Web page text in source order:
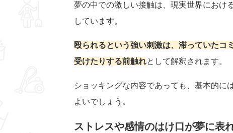
夢の中での激しい接触は、現実世界におけ
しています。
殴られるという強い刺激は、滞っていたコ
受けたりする前触れとして解釈されます。
ショッキングな内容であっても、基本的に
よいでしょう。
ストレスや感情のはけ口が夢に表